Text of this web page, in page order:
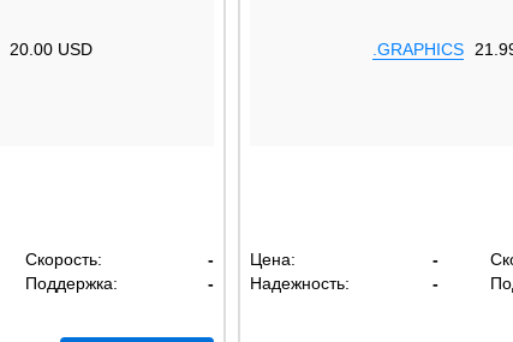
20.00 USD
Скорость:
-
Поддержка: -
.GRAPHICS
Цена: -
Надежность:
-